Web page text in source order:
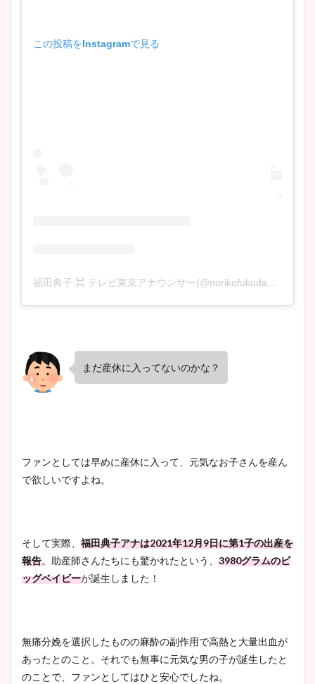
この投稿をInstagramで見る
福田典子 ⌘ テレビ東京アナウンサー(@norikofukuda212)がシェアした投稿
まだ産休に入ってないのかな？
ファンとしては早めに産休に入って、元気なお子さんを産ん
で欲しいですよね。
そして実際、 福田典子アナは2021年12月9日に第1子の出産を
報告。助産師さんたちにも驚かれたという、 3980グラムのビ
ッグベイビーが誕生しました！
無痛分娩を選択したものの麻酔の副作用で高熱と大量出血が
あったとのこと。それでも無事に元気な男の子が誕生したと
のことで、ファンとしてはひと安心でしたね。